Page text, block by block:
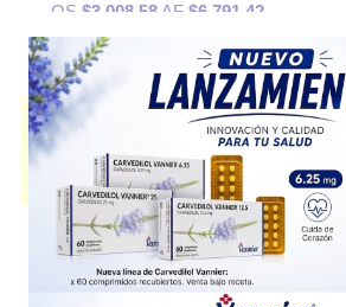
OS $3.008,58 AF $6.791,42
TOBRALEP tobramicinay se indica
producido por
y cuenta con 1
Algunas presentaciones cuentan con cobertura
Explorar más
Otros productos contobramicina
Otros productos deAustral